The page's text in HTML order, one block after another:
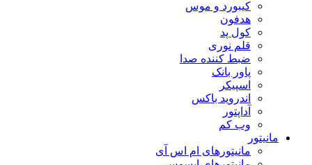
کیبورد و موس
هدفون
کول پد
قلم نوری
ضبط کننده صدا
پاور بانک
اسپیکر
اندروید باکس
آداپتور
وب کم
مانیتور
مانیتورهای ام اس آی